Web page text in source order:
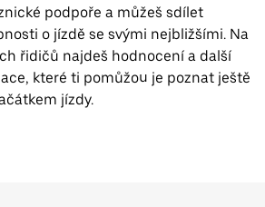
podpoře a můžeš sdílet
o jízdě se svými nejbližšími. Na
řidičů najdeš hodnocení a další
které ti pomůžou je poznat ještě
jízdy.